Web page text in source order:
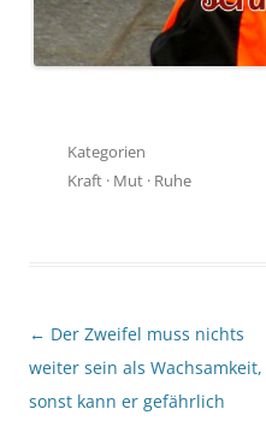
Kategorien
Kraft · Mut · Ruhe
Beitragsnavigation
← Der Zweifel muss nichts
weiter sein als Wachsamkeit,
sonst kann er gefährlich